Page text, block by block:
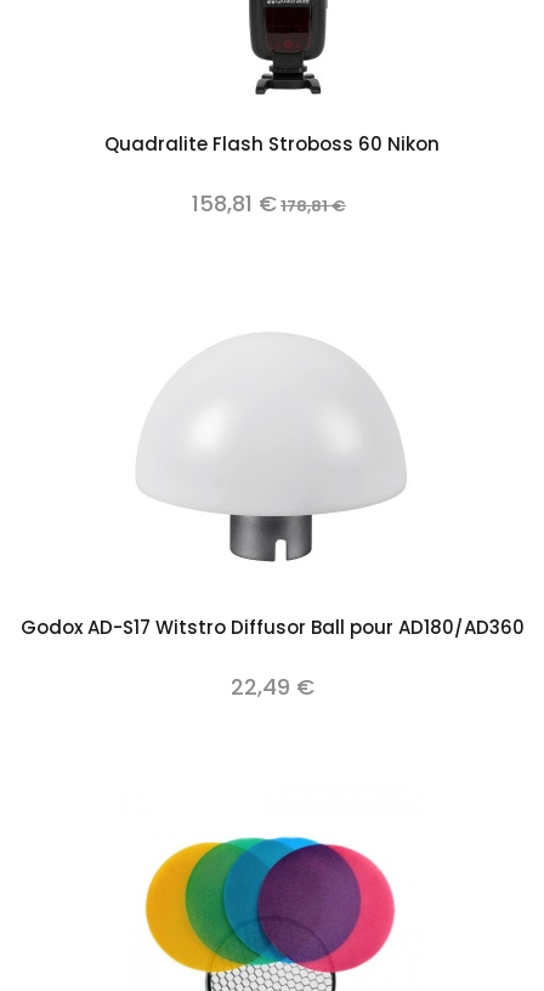
Quadralite Flash Stroboss 60 Nikon
158,81 €178,81 €
Godox AD-S17 Witstro Diffusor Ball pour AD180/AD360
22,49 €